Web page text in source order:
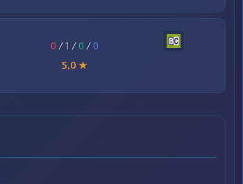
0 /1 / 0 /0
5,0 ★